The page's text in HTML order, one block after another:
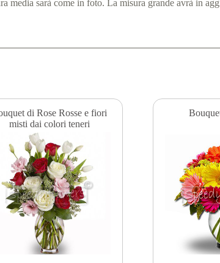
media sarà come in foto. La misura grande avrà in
di Rose Rosse e fiori
misti dai colori teneri